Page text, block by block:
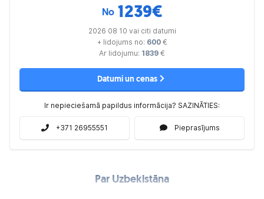
No 1239€
2026 08 10 vai citi datumi
+ lidojums no: 600 €
Ar lidojumu: 1839 €
Datumi un cenas
Ir nepieciešamā papildus informācija? SAZINĀTIES:
+371 26955551 Pieprasījums
Par Uzbekistāna